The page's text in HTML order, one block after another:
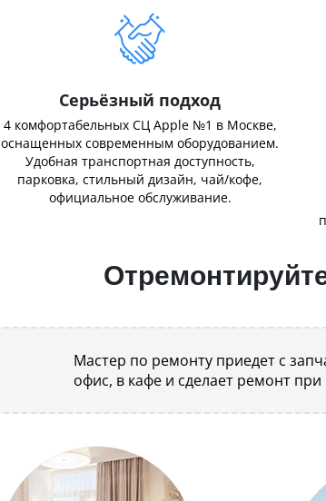
Серьёзный подход
4 комфортабельных СЦ Apple №1 в Москве,
оснащенных современным оборудованием.
Удобная транспортная доступность,
парковка, стильный дизайн, чай/кофе,
официальное обслуживание.
Мастер по ремонту приедет с
офис, в кафе и сделает ремонт